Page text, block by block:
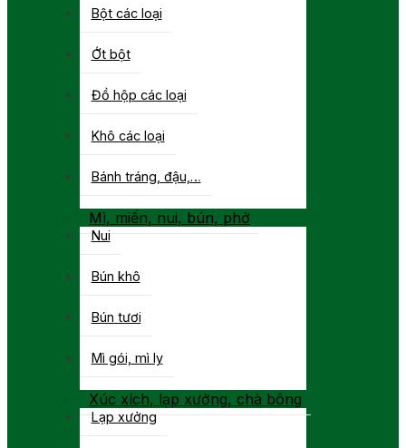
Bột các loại
Ớt bột
Đồ hộp các loại
Khô các loại
Bánh tráng, đậu,…
Mì, miến, nui, bún, phở
Nui
Bún khô
Bún tươi
Mì gói, mì ly
Xúc xích, lạp xưởng, chà bông
Lạp xưởng